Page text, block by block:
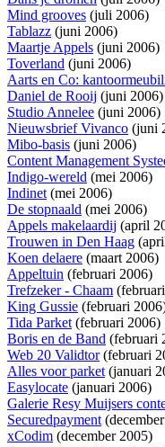
Mind grooves (juli 2006)
Tablazz (juni 2006)
Maartje Appels (juni 2006)
Toverland (juni 2006)
Aarts en Co:
Daniel de Rooij (juni 2006)
Studio Annelee (juni 2006)
Nieuwsbrief Vivanco (juni
Mibo-basis (juni 2006)
Content Management
Indigo-wereld (mei 2006)
Indinet(mei 2006)
De stopnaald (mei 2006)
Appels makelaardij (april
Trouwen in Den Haag
Koen delaere (maart 2006)
Appeltuin (februari 2006)
Trefzeker - Chaam
King Gussie (februari
Tida Parket(februari 2006)
Boris en de Band (februari
Web 20 Validtor(februari
Alles voor parket(januari
Easylocate (januari 2006)
Galerie Resy Muijsers
Securedpayment
xCodim (december 2005)